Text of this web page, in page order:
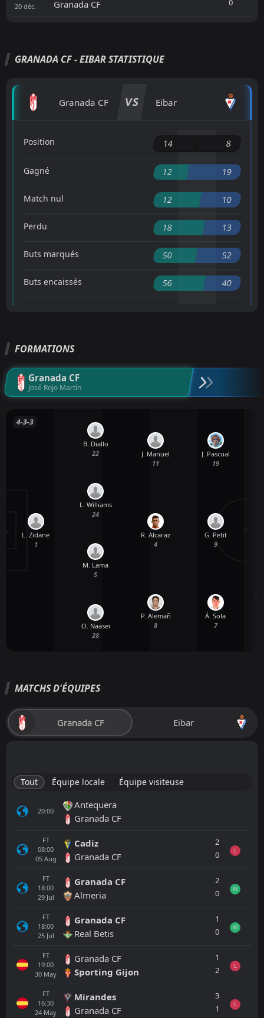
20 déc. Granada CF 0
GRANADA CF - EIBAR STATISTIQUE
Granada CF VS Eibar
Position 14 8
Gagné 12 19
Match nul 12 10
Perdu 18 13
Buts marqués 50 52
Buts encaissés 56 40
FORMATIONS
Granada CF
José Rojo Martín
4-3-3
L. Zidane
1
O. Naasei
28
M. Lama
5
L. Williams
24
B. Diallo
22
P. Alemañ
8
R. Alcaraz
4
J. Manuel
11
Á. Sola
7
G. Petit
9
J. Pascual
19
A.
MATCHS D'ÉQUIPES
Granada CF Eibar
Tout Équipe locale Équipe visiteuse
20:00
Antequera
Granada CF
FT
08:00
05 Aug
Cadiz
Granada CF
2
0
L
FT
18:00
29 Jul
Granada CF
Almeria
2
0
W
FT
18:00
25 Jul
Granada CF
Real Betis
1
0
W
FT
19:00
30 May
Granada CF
Sporting Gijon
1
2
L
FT
16:30
24 May
Mirandes
Granada CF
3
1
L